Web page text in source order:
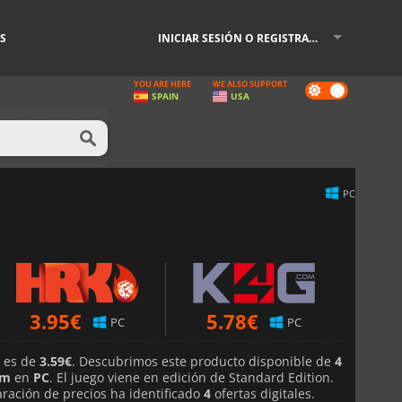
INICIAR SESIÓN O REGISTRARSE
Dark
mode
YOU ARE HERE
SPAIN
WE ALSO SUPPORT
USA
PC
3.95€ PC 5.78€ PC
de 3.59€. Descubrimos este producto disponible de 4
en PC. El juego viene en edición de Standard Edition.
de precios ha identificado 4 ofertas digitales.